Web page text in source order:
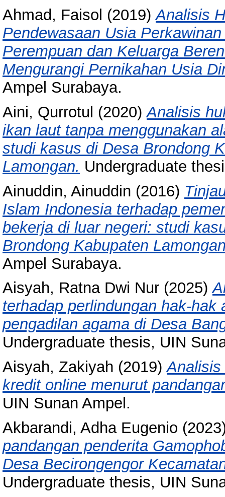
Ahmad, Faisol (2019)Analisis
Pendewasaan Usia
Perempuan dan Keluarga
Mengurangi Pernikahan Usia
Ampel Surabaya.
Aini, Qurrotul (2020)Analisis
ikan laut tanpa menggunakan
studi kasus di Desa Brondong
Lamongan. Undergraduate
Ainuddin, Ainuddin (2016)
Islam Indonesia terhadap
bekerja di luar negeri: studi
Brondong Kabupaten
Ampel Surabaya.
Aisyah, Ratna Dwi Nur (2025)
terhadap perlindungan hak-
pengadilan agama di Desa
Undergraduate thesis, UIN
Aisyah, Zakiyah (2019)Analisis
kredit online menurut
UIN Sunan Ampel.
Akbarandi, Adha Eugenio
pandangan penderita
Desa Becirongengor
Undergraduate thesis, UIN